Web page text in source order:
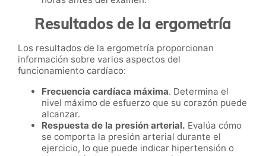
Resultados de la ergometría
Los resultados de la ergometría proporcionan
información sobre varios aspectos del
funcionamiento cardíaco:
Frecuencia cardíaca máxima. Determina el
nivel máximo de esfuerzo que su corazón puede
alcanzar.
Respuesta de la presión arterial. Evalúa cómo
se comporta la presión arterial durante el
ejercicio, lo que puede indicar hipertensión o